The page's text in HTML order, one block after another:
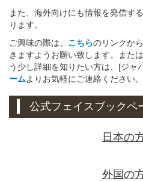
また、海外向けにも情報を発信す
ります。
ご興味の際は、 こちらのリンクか
きますようお願い致します。また
う少し詳細を知りたい方は、[ジャ
ームよりお気軽にご連絡ください。
公式フェイスブックペ
日本の
外国の